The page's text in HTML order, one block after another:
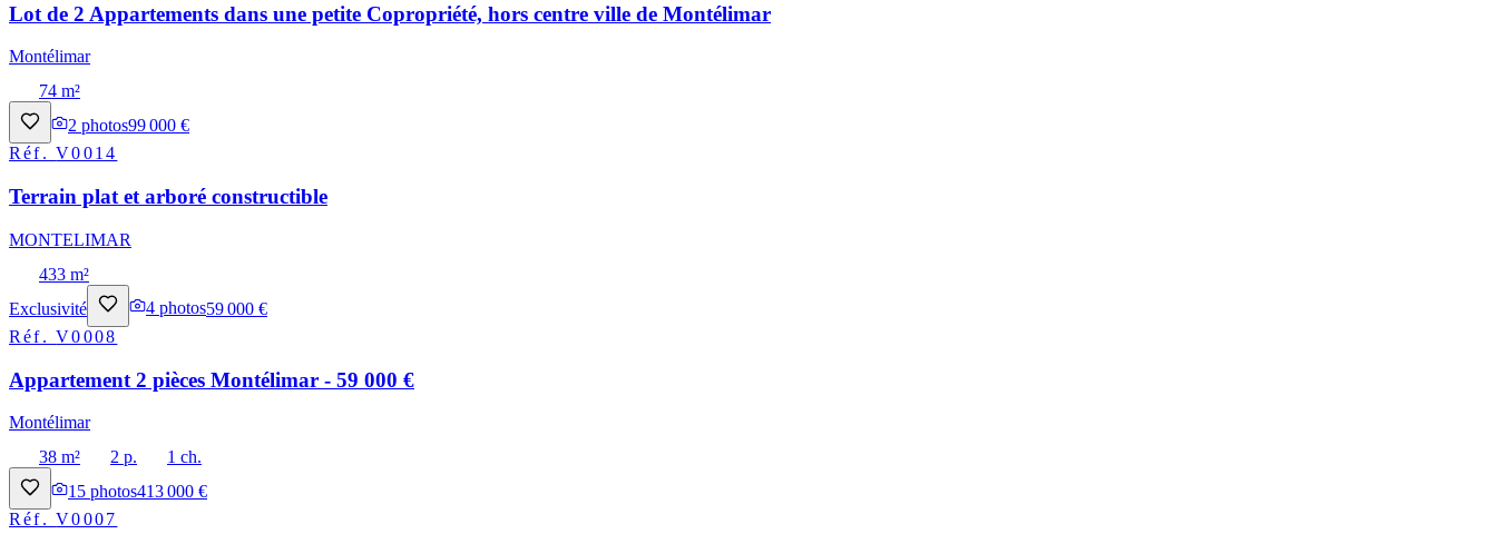
Lot de 2 Appartements dans une petite Copropriété, hors centre ville de Montélimar
Montélimar
74 m²
2 photos99 000 €
Réf.V0014
Terrain plat et arboré constructible
MONTELIMAR
433 m²
Exclusivité
4 photos59 000 €
Réf.V0008
Appartement 2 pièces Montélimar - 59 000 €
Montélimar
38 m²
2 p.
1 ch.
15 photos413 000 €
Réf.V0007